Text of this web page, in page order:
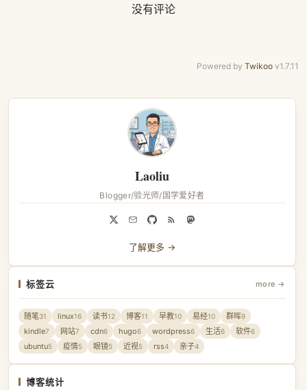
没有评论
Powered by Twikoo v1.7.11
Laoliu
Blogger/验光师/国学爱好者
了解更多 →
标签云 more →
随笔31 linux16 读书12 博客11 早教10 易经10 群晖9
kindle7 网站7 cdn6 hugo6 wordpress6 生活6 软件6
ubuntu5 疫情5 眼镜5 近视5 rss4 亲子4
博客统计